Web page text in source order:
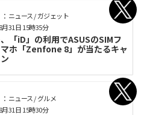
ニュース / ガジェット
「iD」の利用でASUSのSIMフ
マホ「Zenfone 8」が当たるキャ
31日 15時35分
ニュース / グルメ
31日 15時30分